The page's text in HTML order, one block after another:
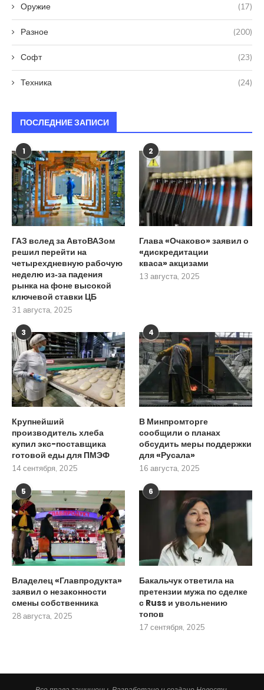
Оружие (17)
Разное (200)
Софт (23)
Техника (24)
ПОСЛЕДНИЕ ЗАПИСИ
1
ГАЗ вслед за АвтоВАЗом
решил перейти на
четырехдневную рабочую
неделю из‑за падения
рынка на фоне высокой
ключевой ставки ЦБ
31 августа, 2025
2
Глава «Очаково» заявил о
«дискредитации
кваса» акцизами
13 августа, 2025
3
Крупнейший
производитель хлеба
купил экс-поставщика
готовой еды для ПМЭФ
14 сентября, 2025
4
В Минпромторге
сообщили о планах
обсудить меры поддержки
для «Русала»
16 августа, 2025
5
Владелец «Главпродукта»
заявил о незаконности
смены собственника
28 августа, 2025
6
Бакальчук ответила на
претензии мужа по сделке
с Russ и увольнению
топов
17 сентября, 2025